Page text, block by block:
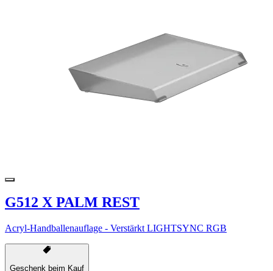
G512 X PALM REST
Acryl-Handballenauflage - Verstärkt LIGHTSYNC RGB
Geschenk beim Kauf